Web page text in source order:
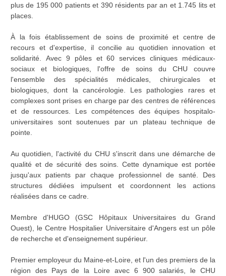
plus de 195 000 patients et 390 résidents par an et 1.745 lits et
places.
À la fois établissement de soins de proximité et centre de
recours et d'expertise, il concilie au quotidien innovation et
solidarité. Avec 9 pôles et 60 services cliniques médicaux-
sociaux et biologiques, l'offre de soins du CHU couvre
l'ensemble des spécialités médicales, chirurgicales et
biologiques, dont la cancérologie. Les pathologies rares et
complexes sont prises en charge par des centres de références
et de ressources. Les compétences des équipes hospitalo-
universitaires sont soutenues par un plateau technique de
pointe.
Au quotidien, l'activité du CHU s'inscrit dans une démarche de
qualité et de sécurité des soins. Cette dynamique est portée
jusqu'aux patients par chaque professionnel de santé. Des
structures dédiées impulsent et coordonnent les actions
réalisées dans ce cadre.
Membre d'HUGO (GSC Hôpitaux Universitaires du Grand
Ouest), le Centre Hospitalier Universitaire d'Angers est un pôle
de recherche et d'enseignement supérieur.
Premier employeur du Maine-et-Loire, et l'un des premiers de la
région des Pays de la Loire avec 6 900 salariés, le CHU